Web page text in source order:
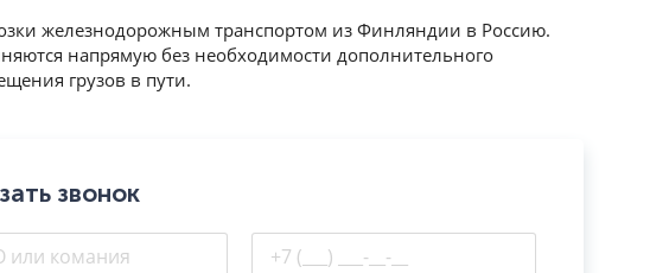
железнодорожным транспортом из Финляндии в Россию.
напрямую без необходимости дополнительного
грузов в пути.
звонок